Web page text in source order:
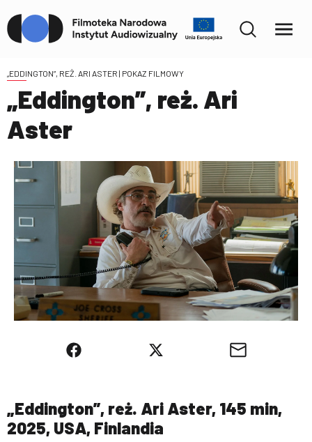
„EDDINGTON”, REŻ. ARI ASTER | POKAZ FILMOWY
„Eddington”, reż. Ari
Aster
„Eddington”, reż. Ari Aster, 145 min,
2025, USA, Finlandia